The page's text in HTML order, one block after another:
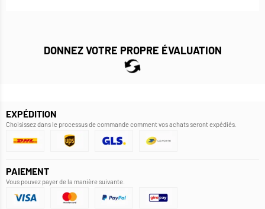
DONNEZ VOTRE PROPRE ÉVALUATION
EXPÉDITION
Choisissez dans le processus de commande comment vos achats seront expédiés.
PAIEMENT
Vous pouvez payer de la manière suivante.